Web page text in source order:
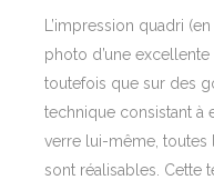
L’impression quadri
photo d’une excellente
toutefois que sur des
technique consistant à
verre lui-même, toutes
sont réalisables. Cette